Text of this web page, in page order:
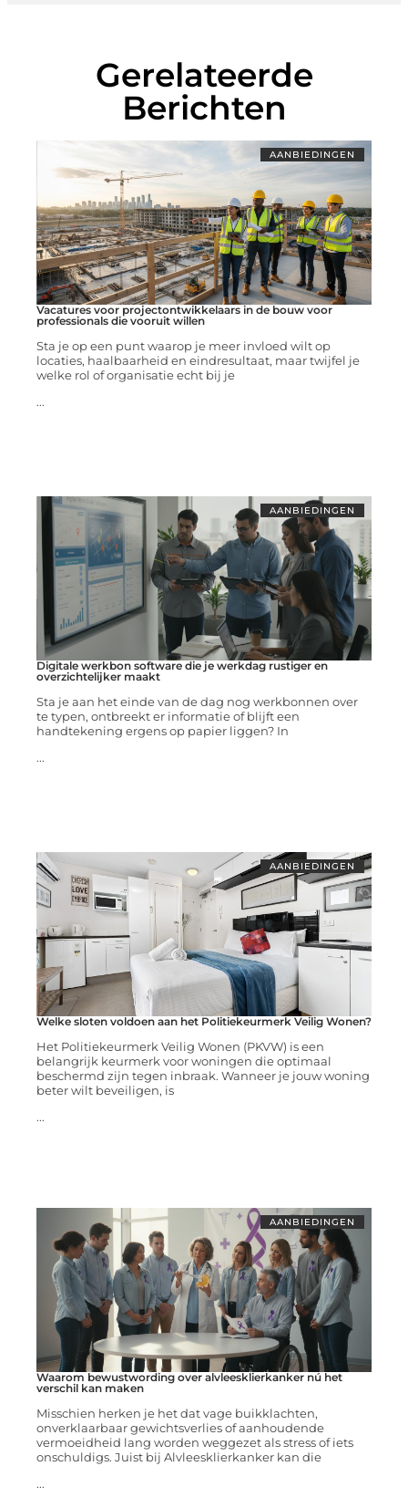
Gerelateerde
Berichten
AANBIEDINGEN
Vacatures voor projectontwikkelaars in de bouw voor
professionals die vooruit willen
Sta je op een punt waarop je meer invloed wilt op
locaties, haalbaarheid en eindresultaat, maar twijfel je
welke rol of organisatie echt bij je
...
AANBIEDINGEN
Digitale werkbon software die je werkdag rustiger en
overzichtelijker maakt
Sta je aan het einde van de dag nog werkbonnen over
te typen, ontbreekt er informatie of blijft een
handtekening ergens op papier liggen? In
...
AANBIEDINGEN
Welke sloten voldoen aan het Politiekeurmerk Veilig Wonen?
Het Politiekeurmerk Veilig Wonen (PKVW) is een
belangrijk keurmerk voor woningen die optimaal
beschermd zijn tegen inbraak. Wanneer je jouw woning
beter wilt beveiligen, is
...
AANBIEDINGEN
Waarom bewustwording over alvleesklierkanker nú het
verschil kan maken
Misschien herken je het dat vage buikklachten,
onverklaarbaar gewichtsverlies of aanhoudende
vermoeidheid lang worden weggezet als stress of iets
onschuldigs. Juist bij Alvleesklierkanker kan die
...